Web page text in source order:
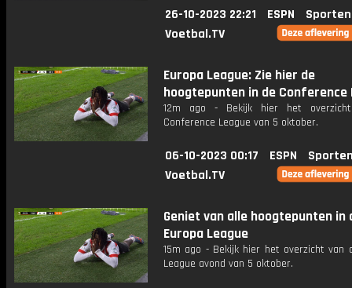
26-10-2023 22:21 ESPN
Voetbal.TV
Europa League: Zie hier de
hoogtepunten in de Conference
12m ago - Bekijk hier het
Conference League van 5 oktober.
06-10-2023 00:17 ESPN
Voetbal.TV
Geniet van alle hoogtepunten in
Europa League
15m ago - Bekijk hier het overzicht van
League avond van 5 oktober.